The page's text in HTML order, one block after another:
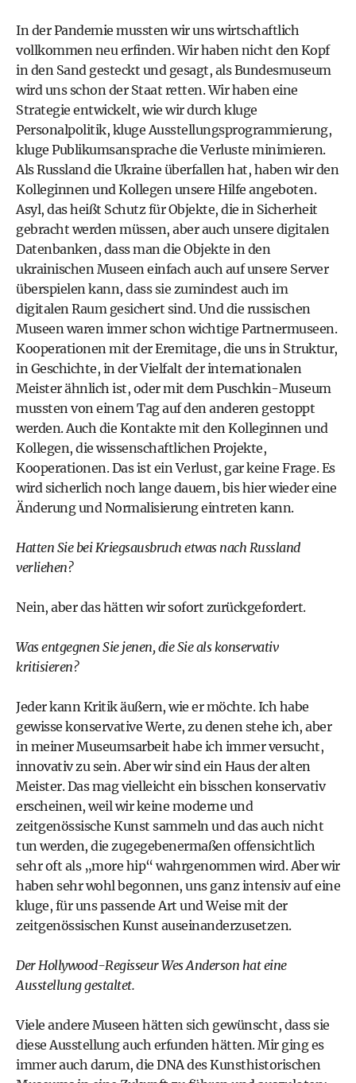
In der Pandemie mussten wir uns wirtschaftlich
vollkommen neu erfinden. Wir haben nicht den Kopf
in den Sand gesteckt und gesagt, als Bundesmuseum
wird uns schon der Staat retten. Wir haben eine
Strategie entwickelt, wie wir durch kluge
Personalpolitik, kluge Ausstellungsprogrammierung,
kluge Publikumsansprache die Verluste minimieren.
Als Russland die Ukraine überfallen hat, haben wir den
Kolleginnen und Kollegen unsere Hilfe angeboten.
Asyl, das heißt Schutz für Objekte, die in Sicherheit
gebracht werden müssen, aber auch unsere digitalen
Datenbanken, dass man die Objekte in den
ukrainischen Museen einfach auch auf unsere Server
überspielen kann, dass sie zumindest auch im
digitalen Raum gesichert sind. Und die russischen
Museen waren immer schon wichtige Partnermuseen.
Kooperationen mit der Eremitage, die uns in Struktur,
in Geschichte, in der Vielfalt der internationalen
Meister ähnlich ist, oder mit dem Puschkin-Museum
mussten von einem Tag auf den anderen gestoppt
werden. Auch die Kontakte mit den Kolleginnen und
Kollegen, die wissenschaftlichen Projekte,
Kooperationen. Das ist ein Verlust, gar keine Frage. Es
wird sicherlich noch lange dauern, bis hier wieder eine
Änderung und Normalisierung eintreten kann.
Hatten Sie bei Kriegsausbruch etwas nach Russland
verliehen?
Nein, aber das hätten wir sofort zurückgefordert.
Was entgegnen Sie jenen, die Sie als konservativ
kritisieren?
Jeder kann Kritik äußern, wie er möchte. Ich habe
gewisse konservative Werte, zu denen stehe ich, aber
in meiner Museumsarbeit habe ich immer versucht,
innovativ zu sein. Aber wir sind ein Haus der alten
Meister. Das mag vielleicht ein bisschen konservativ
erscheinen, weil wir keine moderne und
zeitgenössische Kunst sammeln und das auch nicht
tun werden, die zugegebenermaßen offensichtlich
sehr oft als „more hip“ wahrgenommen wird. Aber wir
haben sehr wohl begonnen, uns ganz intensiv auf eine
kluge, für uns passende Art und Weise mit der
zeitgenössischen Kunst auseinanderzusetzen.
Der Hollywood-Regisseur Wes Anderson hat eine
Ausstellung gestaltet.
Viele andere Museen hätten sich gewünscht, dass sie
diese Ausstellung auch erfunden hätten. Mir ging es
immer auch darum, die DNA des Kunsthistorischen